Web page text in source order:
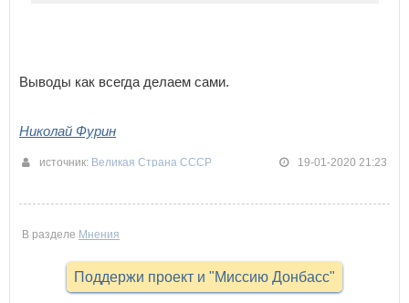
Выводы как всегда делаем сами.
Николай Фурин
источник: Великая Страна СССР 19-01-2020 21:23
В разделе Мнения
Поддержи проект и "Миссию Донбасс"